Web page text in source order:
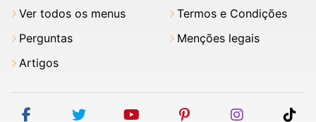
Ver todos os menus
Perguntas
Artigos
Termos e Condições
Menções legais
facebooktwitter youtubepinterestinstagram